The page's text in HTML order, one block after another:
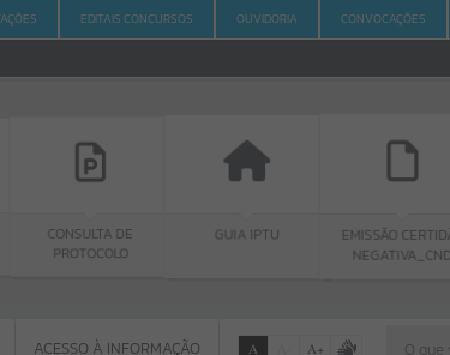
EDITAIS CONCURSOS OUVIDORIA CONVOCAÇÕES
DE
GUIA IPTU
EMISSÃO CERTIDÃO
NEGATIVA_CND
ACESSO À INFORMAÇÃO A A+